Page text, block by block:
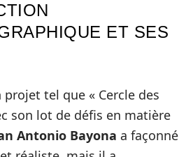
ET SES
projet tel que « Cercle des
son lot de défis en matière
Antonio Bayona a façonné